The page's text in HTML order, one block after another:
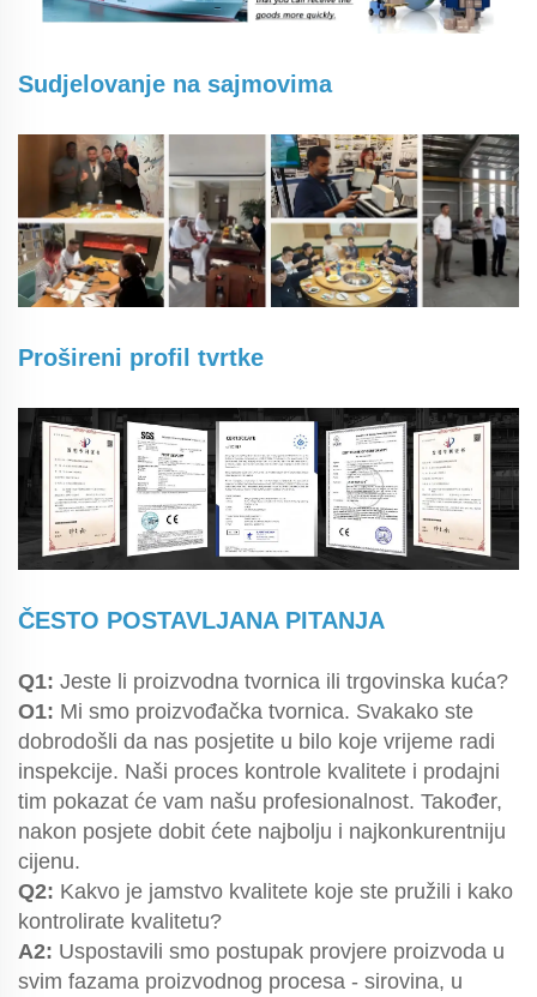
Sudjelovanje na sajmovima
Prošireni profil tvrtke
ČESTO POSTAVLJANA PITANJA
Q1: Jeste li proizvodna tvornica ili trgovinska kuća?
O1: Mi smo proizvođačka tvornica. Svakako ste
dobrodošli da nas posjetite u bilo koje vrijeme radi
inspekcije. Naši proces kontrole kvalitete i prodajni
tim pokazat će vam našu profesionalnost. Također,
nakon posjete dobit ćete najbolju i najkonkurentniju
cijenu.
Q2: Kakvo je jamstvo kvalitete koje ste pružili i kako
kontrolirate kvalitetu?
A2: Uspostavili smo postupak provjere proizvoda u
svim fazama proizvodnog procesa - sirovina, u